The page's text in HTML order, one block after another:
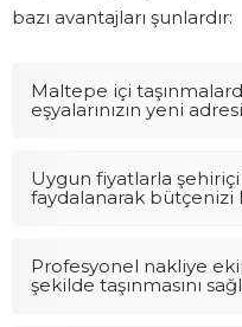
bazı avantajları şunlardır:
Maltepe içi
eşyalarınızın yeni
Uygun fiyatlarla
faydalanarak bütçenizi
Profesyonel nakliye
şekilde taşınmasını